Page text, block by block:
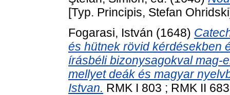
[Typ. Principis, Stefan
Fogarasi, István (1648)
és hütnek rövid kérdésekben
írásbéli bizonysagokval mag-
mellyet deák és magyar
Istvan. RMK I 803 ; RMK II